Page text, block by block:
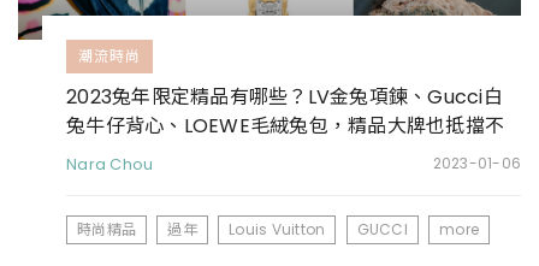
潮流時尚
2023兔年限定精品有哪些？LV金兔項鍊、Gucci白
兔牛仔背心、LOEWE毛絨兔包，精品大牌也抵擋不
了兔兔的可愛魅力
Nara Chou 2023-01-06
時尚精品 過年 Louis Vuitton GUCCI more